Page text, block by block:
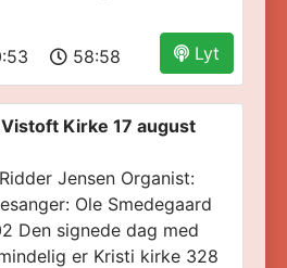
Lyt
58:58
Kirke 17 august
Jensen Organist:
Ole Smedegaard
Den signede dag med
er Kristi kirke 328